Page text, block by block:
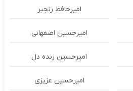
امیرحافظ رنجبر
امیرحسین اصفهانی
امیرحسین زنده دل
امیرحسین عزیزی